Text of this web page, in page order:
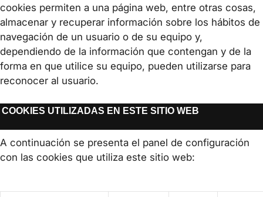
cookies permiten a una página web, entre otras cosas,
almacenar y recuperar información sobre los hábitos de
navegación de un usuario o de su equipo y,
dependiendo de la información que contengan y de la
forma en que utilice su equipo, pueden utilizarse para
reconocer al usuario.
COOKIES UTILIZADAS EN ESTE SITIO WEB
A continuación se presenta el panel de configuración
con las cookies que utiliza este sitio web: